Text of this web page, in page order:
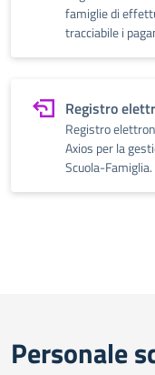
famiglie di
tracciabile i
Registro
Registro
Axios per la
Scuola-Famiglia.
Personale